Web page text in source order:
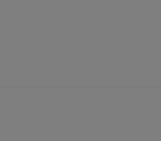
Twitter
on Linkedin